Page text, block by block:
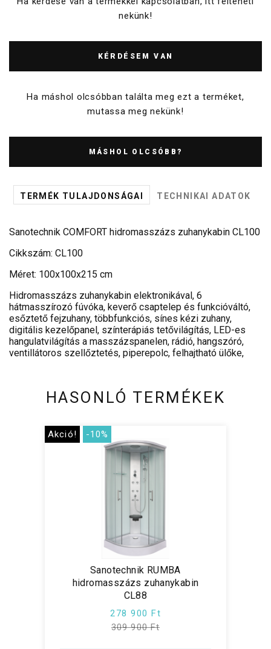
nekünk!
KÉRDÉSEM VAN
Ha máshol olcsóbban találta meg ezt a terméket,
mutassa meg nekünk!
MÁSHOL OLCSÓBB?
TERMÉK TULAJDONSÁGAI TECHNIKAI ADATOK
Sanotechnik COMFORT hidromasszázs zuhanykabin CL100
Cikkszám: CL100
Méret: 100x100x215 cm
Hidromasszázs zuhanykabin elektronikával, 6
hátmasszírozó fúvóka, keverő csaptelep és funkcióváltó,
esőztető fejzuhany, többfunkciós, sínes kézi zuhany,
digitális kezelőpanel, színterápiás tetővilágítás, LED-es
hangulatvilágítás a masszázspanelen, rádió, hangszóró,
ventillátoros szellőztetés, piperepolc, felhajtható ülőke,
HASONLÓ TERMÉKEK
Akció! -10%
Sanotechnik RUMBA
hidromasszázs zuhanykabin
CL88
278 900 Ft
309 900 Ft